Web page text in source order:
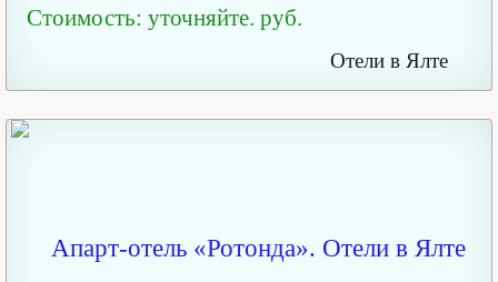
Стоимость: уточняйте. руб.
Отели в Ялте